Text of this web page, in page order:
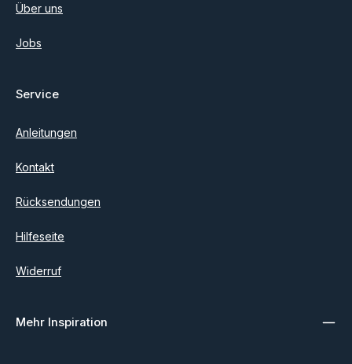
Über uns
Jobs
Service
Anleitungen
Kontakt
Rücksendungen
Hilfeseite
Widerruf
Mehr Inspiration